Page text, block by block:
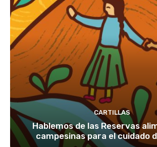
CARTILLAS
Hablemos de las Reservas
campesinas para el cuidado